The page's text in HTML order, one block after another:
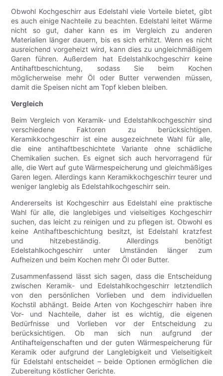
Obwohl Kochgeschirr aus Edelstahl viele Vorteile bietet, gibt
es auch einige Nachteile zu beachten. Edelstahl leitet Wärme
nicht so gut, daher kann es im Vergleich zu anderen
Materialien länger dauern, bis es sich erhitzt. Wenn es nicht
ausreichend vorgeheizt wird, kann dies zu ungleichmäßigem
Garen führen. Außerdem hat Edelstahlkochgeschirr keine
Antihaftbeschichtung, sodass Sie beim Kochen
möglicherweise mehr Öl oder Butter verwenden müssen,
damit die Speisen nicht am Topf kleben bleiben.
Vergleich
Beim Vergleich von Keramik- und Edelstahlkochgeschirr sind
verschiedene Faktoren zu berücksichtigen.
Keramikkochgeschirr ist eine ausgezeichnete Wahl für alle,
die eine antihaftbeschichtete Variante ohne schädliche
Chemikalien suchen. Es eignet sich auch hervorragend für
alle, die Wert auf gute Wärmespeicherung und gleichmäßiges
Garen legen. Allerdings kann Keramikkochgeschirr teurer und
weniger langlebig als Edelstahlkochgeschirr sein.
Andererseits ist Kochgeschirr aus Edelstahl eine praktische
Wahl für alle, die langlebiges und vielseitiges Kochgeschirr
suchen, das leicht zu reinigen und zu pflegen ist. Obwohl es
keine Antihaftbeschichtung besitzt, ist Edelstahl kratzfest
und hitzebeständig. Allerdings benötigt
Edelstahlkochgeschirr unter Umständen länger zum
Aufheizen und beim Kochen mehr Öl oder Butter.
Zusammenfassend lässt sich sagen, dass die Entscheidung
zwischen Keramik- und Edelstahlkochgeschirr letztendlich
von den persönlichen Vorlieben und dem individuellen
Kochstil abhängt. Beide Arten von Kochgeschirr haben ihre
Vor- und Nachteile, daher ist es wichtig, die eigenen
Bedürfnisse und Vorlieben vor der Entscheidung zu
berücksichtigen. Ob man sich nun aufgrund der
Antihafteigenschaften und der guten Wärmespeicherung für
Keramik oder aufgrund der Langlebigkeit und Vielseitigkeit
für Edelstahl entscheidet – beide Optionen ermöglichen die
Zubereitung köstlicher Gerichte.